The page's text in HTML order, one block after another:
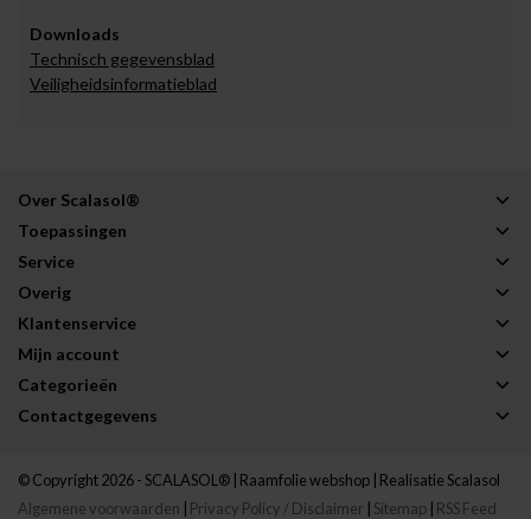
Downloads
Technisch gegevensblad
Veiligheidsinformatieblad
Over Scalasol®
Toepassingen
Service
Overig
Klantenservice
Mijn account
Categorieën
Contactgegevens
© Copyright 2026 - SCALASOL® | Raamfolie webshop | Realisatie Scalasol
Algemene voorwaarden
Privacy Policy / Disclaimer Sitemap RSS Feed